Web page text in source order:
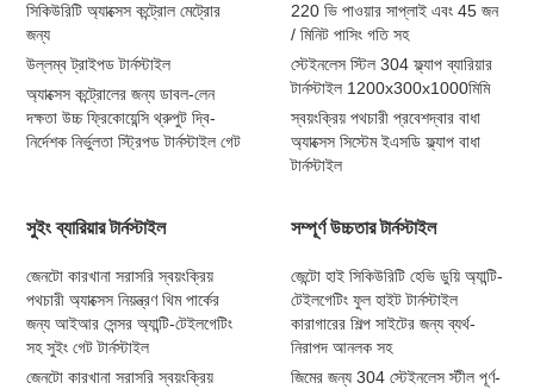
সিকিউরিটি অ্যাক্সেস কন্ট্রোল মেট্রোর
জন্য
উল্লম্ব ট্রাইপড টার্নস্টাইল
অ্যাক্সেস কন্ট্রোলের জন্য ডাবল-লেন
দক্ষতা উচ্চ ফ্রিকোয়েন্সি থ্রুপুট দ্বি-
নির্দেশক নির্ভুলতা স্ট্রিপড টার্নস্টাইল গেট
220 ভি পাওয়ার সাপ্লাই এবং 45 জন
/ মিনিট পাসিং গতি সহ
স্টেইনলেস স্টিল 304 ফ্ল্যাপ ব্যারিয়ার
টার্নস্টাইল 1200x300x1000মিমি
স্বয়ংক্রিয় পথচারী প্রবেশদ্বার বাধা
অ্যাক্সেস সিস্টেম ইএসডি ফ্ল্যাপ বাধা
টার্নস্টাইল
সুইং ব্যারিয়ার টার্নস্টাইল
জেনটো কারখানা সরাসরি স্বয়ংক্রিয়
পথচারী অ্যাক্সেস নিয়ন্ত্রণ থিম পার্কের
জন্য আইআর সেন্সর অ্যান্টি-টেইলগেটিং
সহ সুইং গেট টার্নস্টাইল
জেনটো কারখানা সরাসরি স্বয়ংক্রিয়
সম্পূর্ণ উচ্চতার টার্নস্টাইল
জেন্টো হাই সিকিউরিটি হেভি ডুয়ি অ্যান্টি-
টেইলগেটিং ফুল হাইট টার্নস্টাইল
কারাগারের শিল্প সাইটের জন্য ব্যর্থ-
নিরাপদ আনলক সহ
জিমের জন্য 304 স্টেইনলেস স্টীল পূর্ণ-